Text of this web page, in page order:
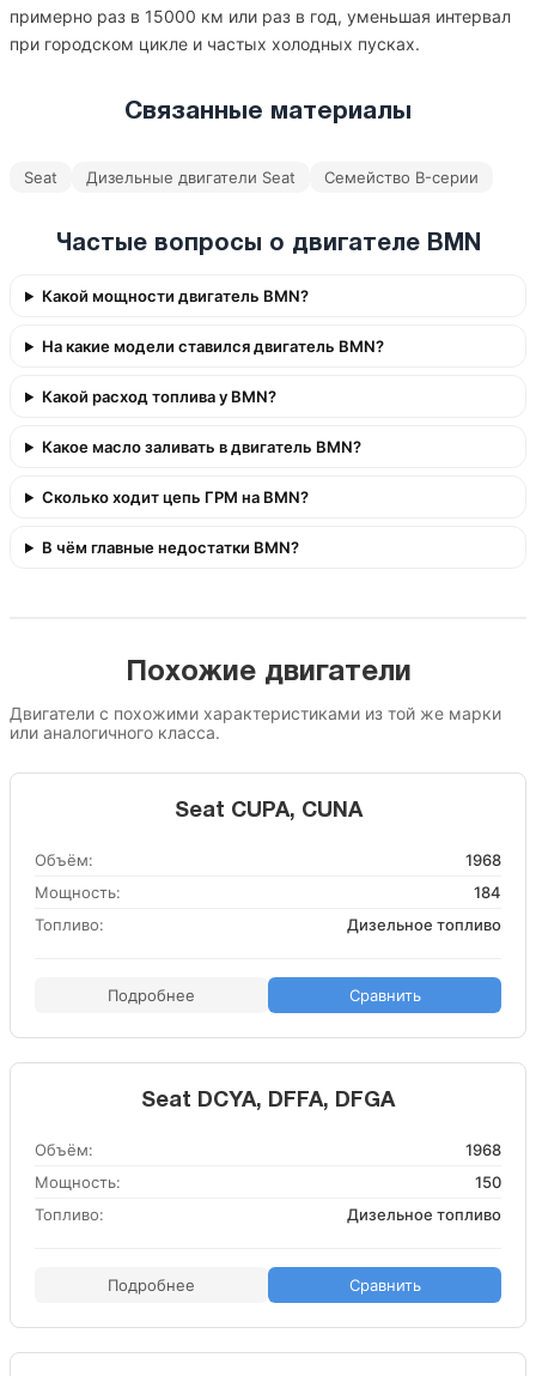
примерно раз в 15000 км или раз в год, уменьшая интервал
при городском цикле и частых холодных пусках.
Связанные материалы
Seat Дизельные двигатели Seat Семейство B-серии
Частые вопросы о двигателе BMN
Какой мощности двигатель BMN?
На какие модели ставился двигатель BMN?
Какой расход топлива у BMN?
Какое масло заливать в двигатель BMN?
Сколько ходит цепь ГРМ на BMN?
В чём главные недостатки BMN?
Похожие двигатели
Двигатели с похожими характеристиками из той же марки
или аналогичного класса.
Seat CUPA, CUNA
Объём:
1968
Мощность:
184
Топливо:
Дизельное топливо
Подробнее Сравнить
Seat DCYA, DFFA, DFGA
Объём:
1968
Мощность:
150
Топливо:
Дизельное топливо
Подробнее Сравнить